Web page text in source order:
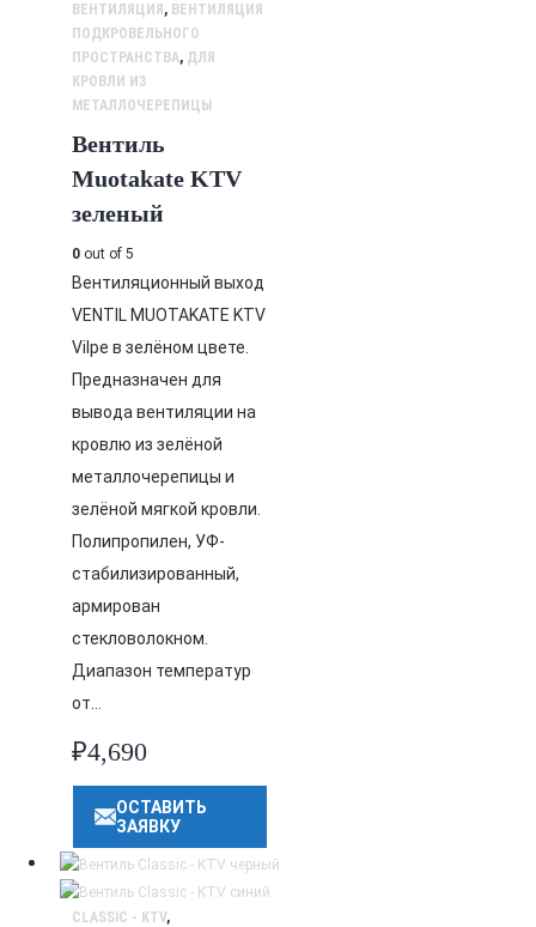
ВЕНТИЛЯЦИЯ , ВЕНТИЛЯЦИЯ
ПОДКРОВЕЛЬНОГО
ПРОСТРАНСТВА, ДЛЯ
КРОВЛИ ИЗ
МЕТАЛЛОЧЕРЕПИЦЫ
Вентиль
Muotakate KTV
зеленый
0 out of 5
Вентиляционный выход
VENTIL MUOTAKATE KTV
Vilpe в зелёном цвете.
Предназначен для
вывода вентиляции на
кровлю из зелёной
металлочерепицы и
зелёной мягкой кровли.
Полипропилен, УФ-
стабилизированный,
армирован
стекловолокном.
Диапазон температур
от…
₽4,690
ОСТАВИТЬ
ЗАЯВКУ
CLASSIC - KTV,